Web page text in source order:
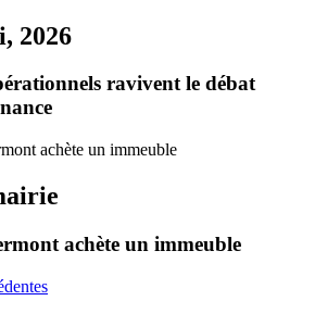
2026
ravivent le débat
achète un immeuble